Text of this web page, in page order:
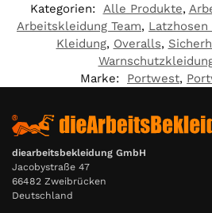
Kategorien: Alle Produkte,
Arbeitskleidung Team,
Kleidung, Overalls,
Marke:
Portwest,
diearbeitsbekleidung GmbH
Jacobystraße 47
66482 Zweibrücken
Deutschland